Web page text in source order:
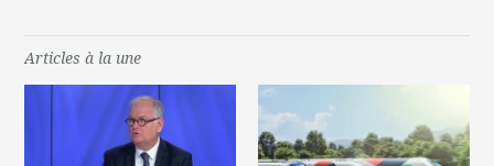
Articles à la une